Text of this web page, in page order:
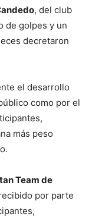
, del club
de golpes y un
decretaron
el desarrollo
como por el
más peso
Team de
por parte